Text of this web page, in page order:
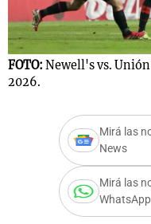
FOTO: Newell's vs.
2026.
Mirá las
News
Mirá las
WhatsApp
Notas